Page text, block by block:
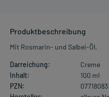
Produktbeschreibung
Mit Rosmarin- und Salbei-Öl.
Darreichung:
Creme
Inhalt:
100 ml
PZN:
07718083